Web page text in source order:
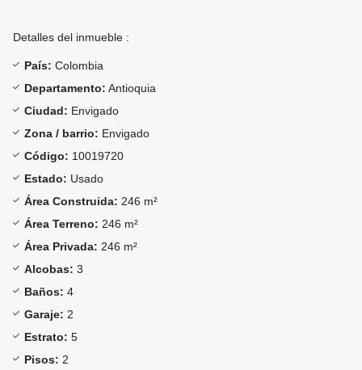
Detalles del inmueble :
País: Colombia
Departamento: Antioquia
Ciudad: Envigado
Zona / barrio: Envigado
Código: 10019720
Estado: Usado
Área Construida: 246 m²
Área Terreno: 246 m²
Área Privada: 246 m²
Alcobas: 3
Baños: 4
Garaje: 2
Estrato: 5
Pisos: 2